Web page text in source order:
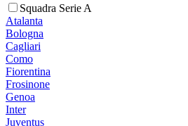
Squadra Serie A
Atalanta
Bologna
Cagliari
Como
Fiorentina
Frosinone
Genoa
Inter
Juventus